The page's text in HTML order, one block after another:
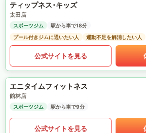
ティップネス･キッズ
太田店
スポーツジム
駅から車で18分
プール付きジムに通いたい人
運動不足を解消したい人
公式サイトを見る
エニタイムフィットネス
館林店
スポーツジム 駅から車で9分
公式サイトを見る